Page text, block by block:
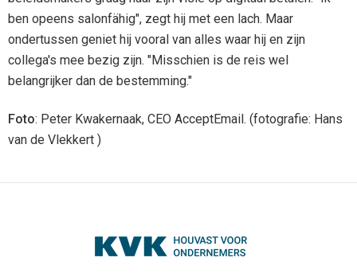
ben opeens salonfähig", zegt hij met een lach. Maar
ondertussen geniet hij vooral van alles waar hij en zijn
collega's mee bezig zijn. "Misschien is de reis wel
belangrijker dan de bestemming."
Foto: Peter Kwakernaak, CEO AcceptEmail. (fotografie: Hans
van de Vlekkert )